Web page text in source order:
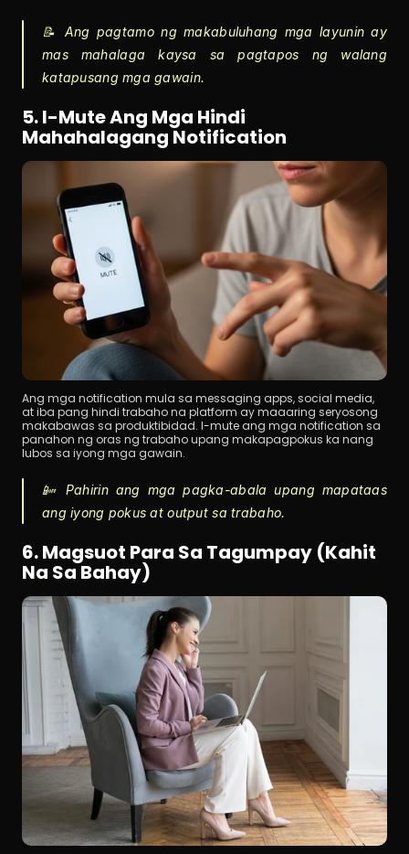
📝 Ang pagtamo ng makabuluhang mga layunin ay
mas mahalaga kaysa sa pagtapos ng walang
katapusang mga gawain.
5. I-Mute Ang Mga Hindi
Mahahalagang Notification
Ang mga notification mula sa messaging apps, social media,
at iba pang hindi trabaho na platform ay maaaring seryosong
makabawas sa produktibidad. I-mute ang mga notification sa
panahon ng oras ng trabaho upang makapagpokus ka nang
lubos sa iyong mga gawain.
📴 Pahirin ang mga pagka-abala upang mapataas
ang iyong pokus at output sa trabaho.
6. Magsuot Para Sa Tagumpay (Kahit
Na Sa Bahay)